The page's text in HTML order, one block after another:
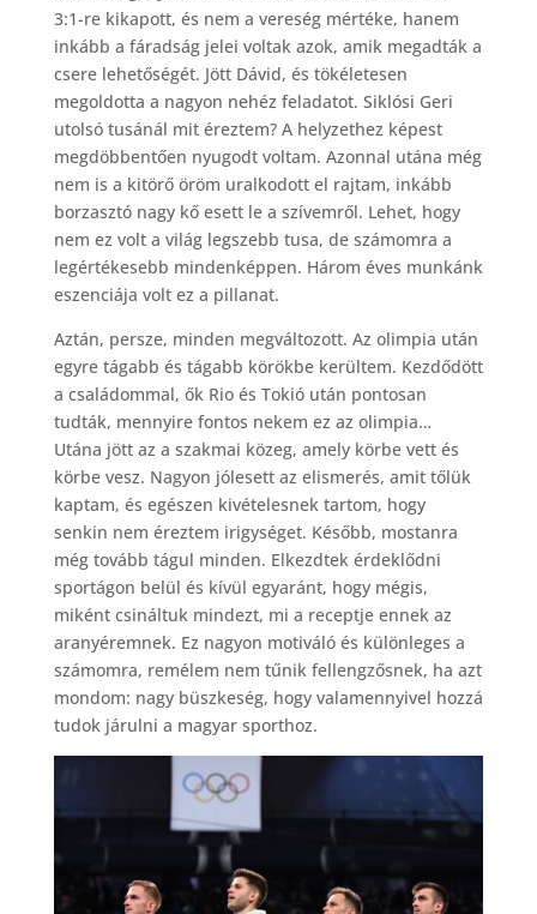
3:1-re kikapott, és nem a vereség mértéke, hanem
inkább a fáradság jelei voltak azok, amik megadták a
csere lehetőségét. Jött Dávid, és tökéletesen
megoldotta a nagyon nehéz feladatot. Siklósi Geri
utolsó tusánál mit éreztem? A helyzethez képest
megdöbbentően nyugodt voltam. Azonnal utána még
nem is a kitörő öröm uralkodott el rajtam, inkább
borzasztó nagy kő esett le a szívemről. Lehet, hogy
nem ez volt a világ legszebb tusa, de számomra a
legértékesebb mindenképpen. Három éves munkánk
eszenciája volt ez a pillanat.
Aztán, persze, minden megváltozott. Az olimpia után
egyre tágabb és tágabb körökbe kerültem. Kezdődött
a családommal, ők Rio és Tokió után pontosan
tudták, mennyire fontos nekem ez az olimpia…
Utána jött az a szakmai közeg, amely körbe vett és
körbe vesz. Nagyon jólesett az elismerés, amit tőlük
kaptam, és egészen kivételesnek tartom, hogy
senkin nem éreztem irigységet. Később, mostanra
még tovább tágul minden. Elkezdtek érdeklődni
sportágon belül és kívül egyaránt, hogy mégis,
miként csináltuk mindezt, mi a receptje ennek az
aranyéremnek. Ez nagyon motiváló és különleges a
számomra, remélem nem tűnik fellengzősnek, ha azt
mondom: nagy büszkeség, hogy valamennyivel hozzá
tudok járulni a magyar sporthoz.